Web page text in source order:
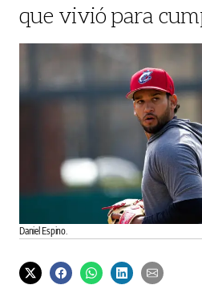
que vivió para
Daniel Espino.